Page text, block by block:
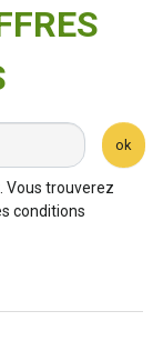
ok
Vous trouverez
conditions